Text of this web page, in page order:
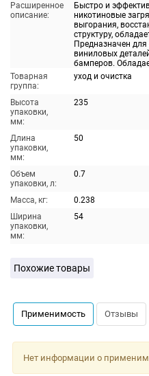
Расширенное
описание:
Быстро и
никотиновые
выгорания,
структуру,
Предназначен
виниловых
бамперов.
Товарная
группа:
уход и очистка
Высота
упаковки,
мм:
235
Длина
упаковки,
мм:
50
Объем
упаковки, л:
0.7
Масса, кг:
0.238
Ширина
упаковки,
мм:
54
Похожие товары
Применимость Отзывы
Нет информации о